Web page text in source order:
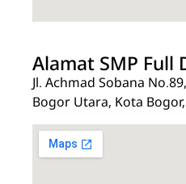
Alamat SMP Full
Jl. Achmad Sobana
Bogor Utara, Kota